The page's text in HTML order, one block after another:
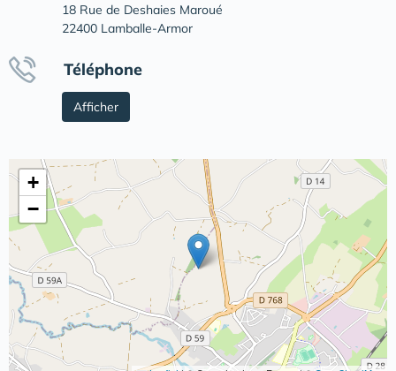
18 Rue de Deshaies Maroué
22400 Lamballe-Armor
Téléphone
Afficher
+
−